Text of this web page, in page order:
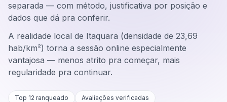
separada — com método, justificativa por posição e
dados que dá pra conferir.
A realidade local de Itaquara (densidade de 23,69
hab/km²) torna a sessão online especialmente
vantajosa — menos atrito pra começar, mais
regularidade pra continuar.
Top 12 ranqueado
Avaliações verificadas